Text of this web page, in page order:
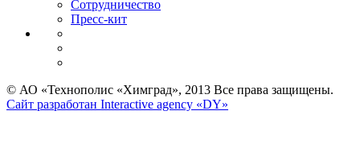
Сотрудничество
Пресс-кит
© АО «Технополис «Химград», 2013 Все права защищены.
Сайт разработан Interactive agency «DY»